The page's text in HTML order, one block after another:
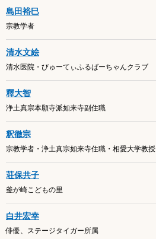
島田裕巳
宗教学者
清水文絵
清水医院・びゅーてぃふるばーちゃんクラブ
釋大智
浄土真宗本願寺派如来寺副住職
釈徹宗
宗教学者・浄土真宗如来寺住職・相愛大学教授
荘保共子
釜が崎こどもの里
白井宏幸
俳優、ステージタイガー所属